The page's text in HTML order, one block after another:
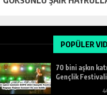
POPÜLER
70 bini aşkın
Gençlik